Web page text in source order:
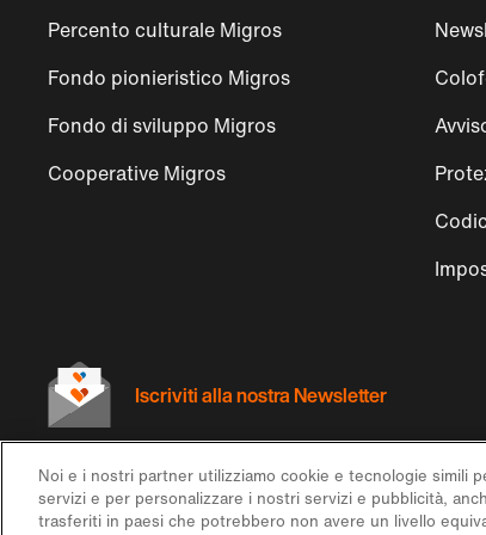
Percento culturale Migros
Fondo pionieristico Migros
Fondo di sviluppo Migros
Cooperative Migros
Iscriviti alla nostra Newsletter
© 2026 Federazione delle cooperative Migros
Noi e i nostri partner utilizziamo cookie e tecnologie simili
servizi e per personalizzare i nostri servizi e pubblicità,
trasferiti in paesi che potrebbero non avere un livello